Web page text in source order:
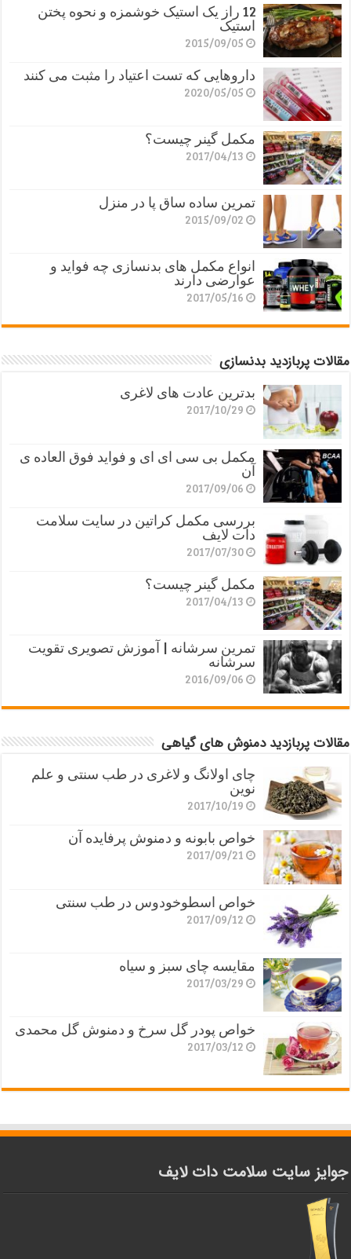
12 راز یک استیک خوشمزه و نحوه پختن
استیک
2015/09/05
داروهایی که تست اعتیاد را مثبت می کنند
2020/05/05
مکمل گینر چیست؟
2017/04/13
تمرین ساده ساق پا در منزل
2015/09/02
انواع مکمل های بدنسازی چه فواید و
عوارضی دارند
2017/05/16
مقالات پربازدید بدنسازی
بدترین عادت های لاغری
2017/10/29
مکمل بی سی ای ای و فواید فوق العاده ی
آن
2017/09/06
بررسی مکمل کراتین در سایت سلامت
دات لایف
2017/07/30
مکمل گینر چیست؟
2017/04/13
تمرین سرشانه | آموزش تصویری تقویت
سرشانه
2016/09/06
مقالات پربازدید دمنوش های گیاهی
چای اولانگ و لاغری در طب سنتی و علم
نوین
2017/10/19
خواص بابونه و دمنوش پرفایده آن
2017/09/21
خواص اسطوخودوس در طب سنتی
2017/09/12
مقایسه چای سبز و سیاه
2017/03/29
خواص پودر گل سرخ و دمنوش گل محمدی
2017/03/12
جوایز سایت سلامت دات لایف